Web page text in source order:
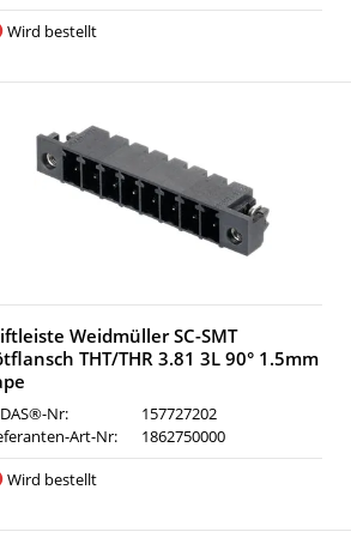
Wird bestellt
Weidmüller SC-SMT
THT/THR 3.81 3L 90° 1.5mm
Nr:
157727202
Art-Nr:
1862750000
Wird bestellt